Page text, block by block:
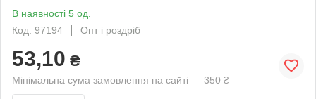
В наявності 5 од.
Код: 97194
Опт і роздріб
53,10 ₴
Мінімальна сума замовлення на сайті — 350 ₴